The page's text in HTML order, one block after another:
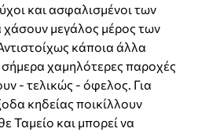
και ασφαλισμένοι των
μεγάλος μέρος των
κάποια άλλα
χαμηλότερες παροχές
- τελικώς - όφελος. Για
κηδείας ποικίλλουν
Ταμείο και μπορεί να